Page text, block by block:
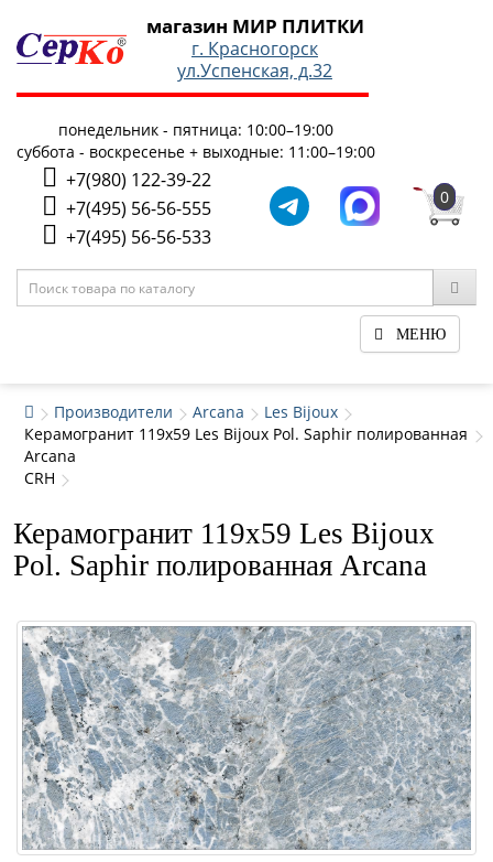
магазин МИР ПЛИТКИ
г. Красногорск
ул.Успенская, д.32
понедельник - пятница: 10:00–19:00
суббота - воскресенье + выходные: 11:00–19:00
+7(980) 122-39-22
+7(495) 56-56-555
+7(495) 56-56-533
0
МЕНЮ
Производители Arcana
Les Bijoux
Керамогранит 119x59 Les Bijoux Pol. Saphir полированная
Arcana
CRH
Керамогранит 119x59 Les Bijoux
Pol. Saphir полированная Arcana